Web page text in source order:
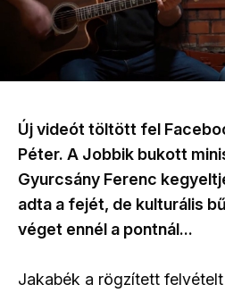
Új videót töltött fel
Péter. A Jobbik bukott
Gyurcsány Ferenc
adta a fejét, de kulturális
véget ennél a pontnál...
Jakabék a rögzített